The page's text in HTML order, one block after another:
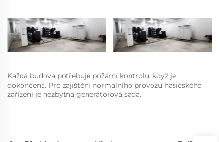
Každá budova potřebuje požární kontrolu, když je
dokončena. Pro zajištění normálního provozu hasičského
zařízení je nezbytná generátorová sada.